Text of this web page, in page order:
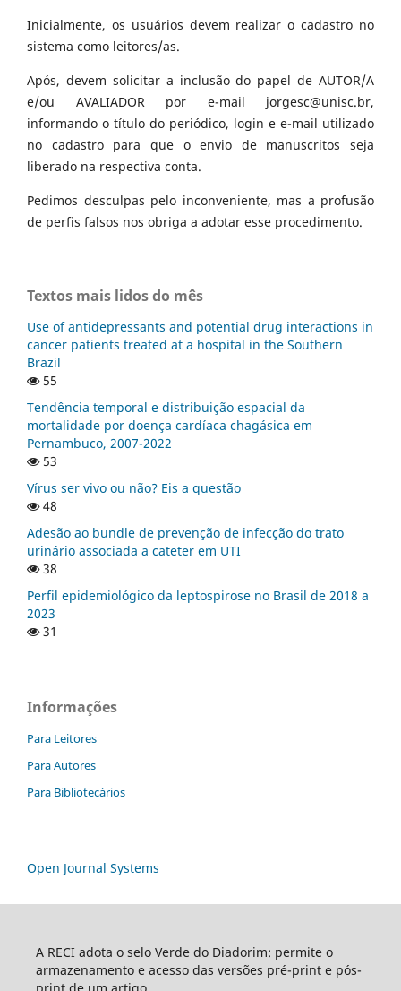
Inicialmente, os usuários devem realizar o cadastro no
sistema como leitores/as.
Após, devem solicitar a inclusão do papel de AUTOR/A
e/ou AVALIADOR por e-mail jorgesc@unisc.br,
informando o título do periódico, login e e-mail utilizado
no cadastro para que o envio de manuscritos seja
liberado na respectiva conta.
Pedimos desculpas pelo inconveniente, mas a profusão
de perfis falsos nos obriga a adotar esse procedimento.
Textos mais lidos do mês
Use of antidepressants and potential drug interactions in
cancer patients treated at a hospital in the Southern
Brazil
55
Tendência temporal e distribuição espacial da
mortalidade por doença cardíaca chagásica em
Pernambuco, 2007-2022
53
Vírus ser vivo ou não? Eis a questão
48
Adesão ao bundle de prevenção de infecção do trato
urinário associada a cateter em UTI
38
Perfil epidemiológico da leptospirose no Brasil de 2018 a
2023
31
Informações
Para Leitores
Para Autores
Para Bibliotecários
Open Journal Systems
A RECI adota o selo Verde do Diadorim: permite o
armazenamento e acesso das versões pré-print e pós-